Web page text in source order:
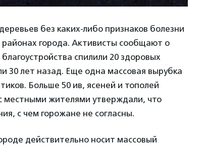
без каких-либо признаков болезни
районах города. Активисты сообщают о
спилили 20 здоровых
30 лет назад. Еще одна массовая вырубка
Больше 50 ив, ясеней и тополей
местными жителями утверждали, что
с чем горожане не согласны.
действительно носит массовый